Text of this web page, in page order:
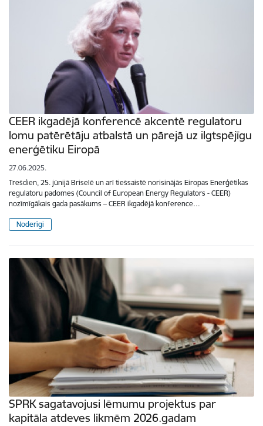
CEER ikgadējā konferencē akcentē regulatoru
lomu patērētāju atbalstā un pārejā uz ilgtspējīgu
enerģētiku Eiropā
27.06.2025.
Trešdien, 25. jūnijā Briselē un arī tiešsaistē norisinājās Eiropas Enerģētikas
regulatoru padomes (Council of European Energy Regulators - CEER)
nozīmīgākais gada pasākums – CEER ikgadējā konference…
Noderīgi
SPRK sagatavojusi lēmumu projektus par
kapitāla atdeves likmēm 2026.gadam